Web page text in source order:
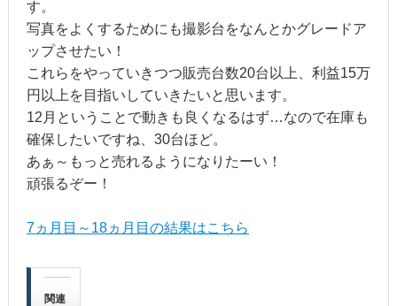
す。
写真をよくするためにも撮影台をなんとかグレードア
ップさせたい！
これらをやっていきつつ販売台数20台以上、利益15万
円以上を目指いしていきたいと思います。
12月ということで動きも良くなるはず…なので在庫も
確保したいですね、30台ほど。
あぁ～もっと売れるようになりたーい！
頑張るぞー！
7ヵ月目～18ヵ月目の結果はこちら
関連